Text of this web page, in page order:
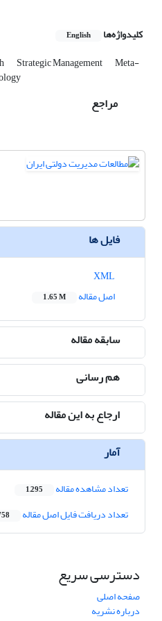
کلیدواژه‌ها English
Strategic Management Meta-
مراجع
فایل ها
اصل مقاله
1.65 M
سابقه مقاله
هم رسانی
ارجاع به این مقاله
آمار
تعداد مشاهده مقاله 1,295
تعداد دریافت فایل اصل مقاله
دسترسی سریع
صفحه اصلی
درباره نشریه